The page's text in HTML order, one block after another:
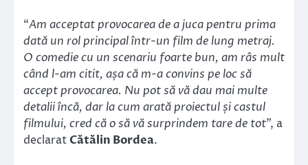
“Am acceptat provocarea de a juca pentru prima
dată un rol principal într-un film de lung metraj.
O comedie cu un scenariu foarte bun, am râs mult
când l-am citit, așa că m-a convins pe loc să
accept provocarea. Nu pot să vă dau mai multe
detalii încă, dar la cum arată proiectul și castul
filmului, cred că o să vă surprindem tare de tot”, a
declarat Cătălin Bordea.